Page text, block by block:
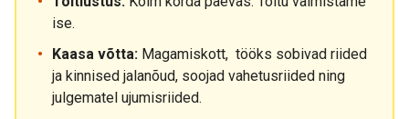
ise.
Kaasa võtta: Magamiskott, tööks sobivad riided
ja kinnised jalanõud, soojad vahetusriided ning
julgematel ujumisriided.